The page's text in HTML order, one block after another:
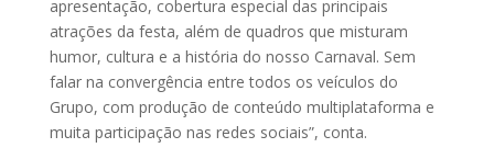
apresentação, cobertura especial das principais
atrações da festa, além de quadros que misturam
humor, cultura e a história do nosso Carnaval. Sem
falar na convergência entre todos os veículos do
Grupo, com produção de conteúdo multiplataforma e
muita participação nas redes sociais”, conta.